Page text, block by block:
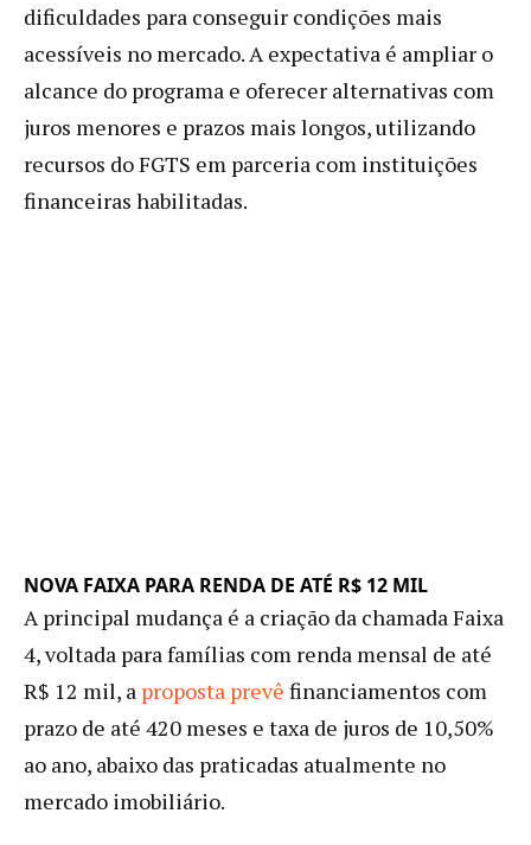
dificuldades para conseguir condições mais
acessíveis no mercado. A expectativa é ampliar o
alcance do programa e oferecer alternativas com
juros menores e prazos mais longos, utilizando
recursos do FGTS em parceria com instituições
financeiras habilitadas.
NOVA FAIXA PARA RENDA DE ATÉ R$ 12 MIL
A principal mudança é a criação da chamada Faixa
4, voltada para famílias com renda mensal de até
R$ 12 mil, a proposta prevê financiamentos com
prazo de até 420 meses e taxa de juros de 10,50%
ao ano, abaixo das praticadas atualmente no
mercado imobiliário.